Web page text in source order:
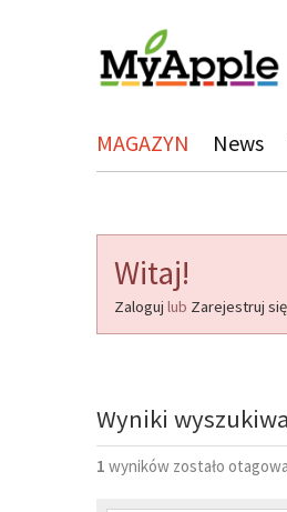
MAGAZYN News
Witaj!
Zaloguj lub Zarejestruj się
Wyniki
1 wyników zostało